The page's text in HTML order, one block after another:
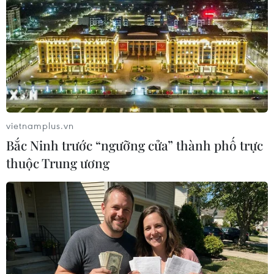
Theo dõi VietnamPlus
TIN LIÊN QUAN
vietnamplus.vn
Bắc Ninh trước “ngưỡng cửa” thành phố trực
thuộc Trung ương